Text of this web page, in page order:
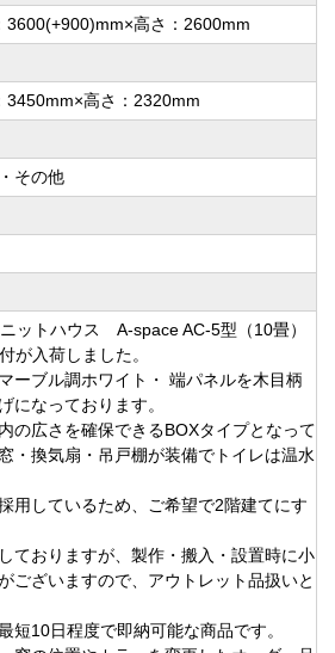
3600(+900)mm×高さ：2600mm
3450mm×高さ：2320mm
その他
ットハウス A-space AC-5型（10畳）
が入荷しました。
ーブル調ホワイト・ 端パネルを木目柄
になっております。
の広さを確保できるBOXタイプとなって
・換気扇・吊戸棚が装備でトイレは温水
用しているため、ご希望で2階建てにす
ておりますが、製作・搬入・設置時に小
ございますので、アウトレット品扱いと
短10日程度で即納可能な商品です。